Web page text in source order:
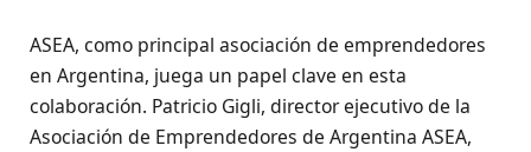
ASEA, como principal asociación de emprendedores
en Argentina, juega un papel clave en esta
colaboración. Patricio Gigli, director ejecutivo de la
Asociación de Emprendedores de Argentina ASEA,